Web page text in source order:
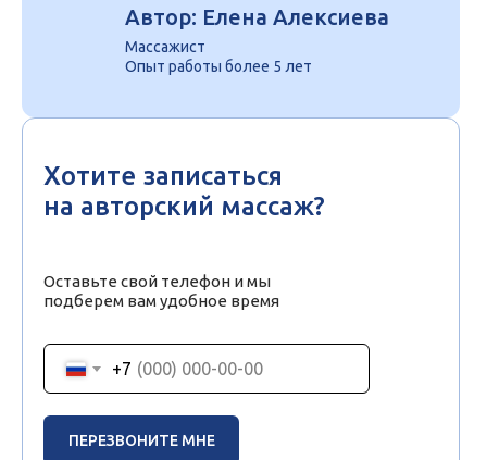
+7
ПЕРЕЗВОНИТЕ МНЕ
Хотите записаться
на авторский массаж?
Оставьте свой телефон и мы
подберем вам удобное время
Автор: Елена Алексиева
Опыт работы более 5 лет
Массажист